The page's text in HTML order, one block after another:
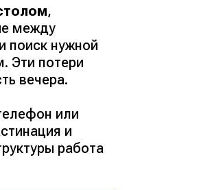
,
между
поиск нужной
Эти потери
вечера.
или
и
работа